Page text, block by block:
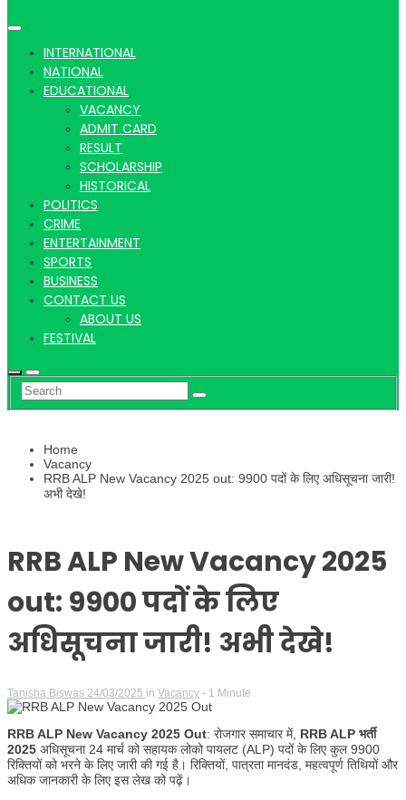
news |
Latest
Hindi
News
INTERNATIONAL
NATIONAL
EDUCATIONAL
VACANCY
ADMIT CARD
RESULT
SCHOLARSHIP
HISTORICAL
POLITICS
CRIME
ENTERTAINMENT
SPORTS
BUSINESS
CONTACT US
ABOUT US
FESTIVAL
Home
Vacancy
RRB ALP New Vacancy 2025 out: 9900 पदों के लिए अधिसूचना जारी!
अभी देखे!
RRB ALP New Vacancy 2025
out: 9900 पदों के लिए
अधिसूचना जारी! अभी देखे!
Tanisha Biswas 24/03/2025 in Vacancy - 1 Minute
RRB ALP New Vacancy 2025 Out: रोजगार समाचार में, RRB ALP भर्ती
2025 अधिसूचना 24 मार्च को सहायक लोको पायलट (ALP) पदों के लिए कुल 9900
रिक्तियों को भरने के लिए जारी की गई है। रिक्तियों, पात्रता मानदंड, महत्वपूर्ण तिथियों और
अधिक जानकारी के लिए इस लेख को पढ़ें।